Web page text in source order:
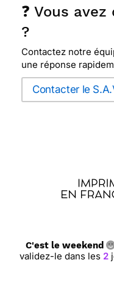
❓ Vous
?
Contactez notre
une réponse
Contacter le
C'est le weekend
validez-le dans les 2